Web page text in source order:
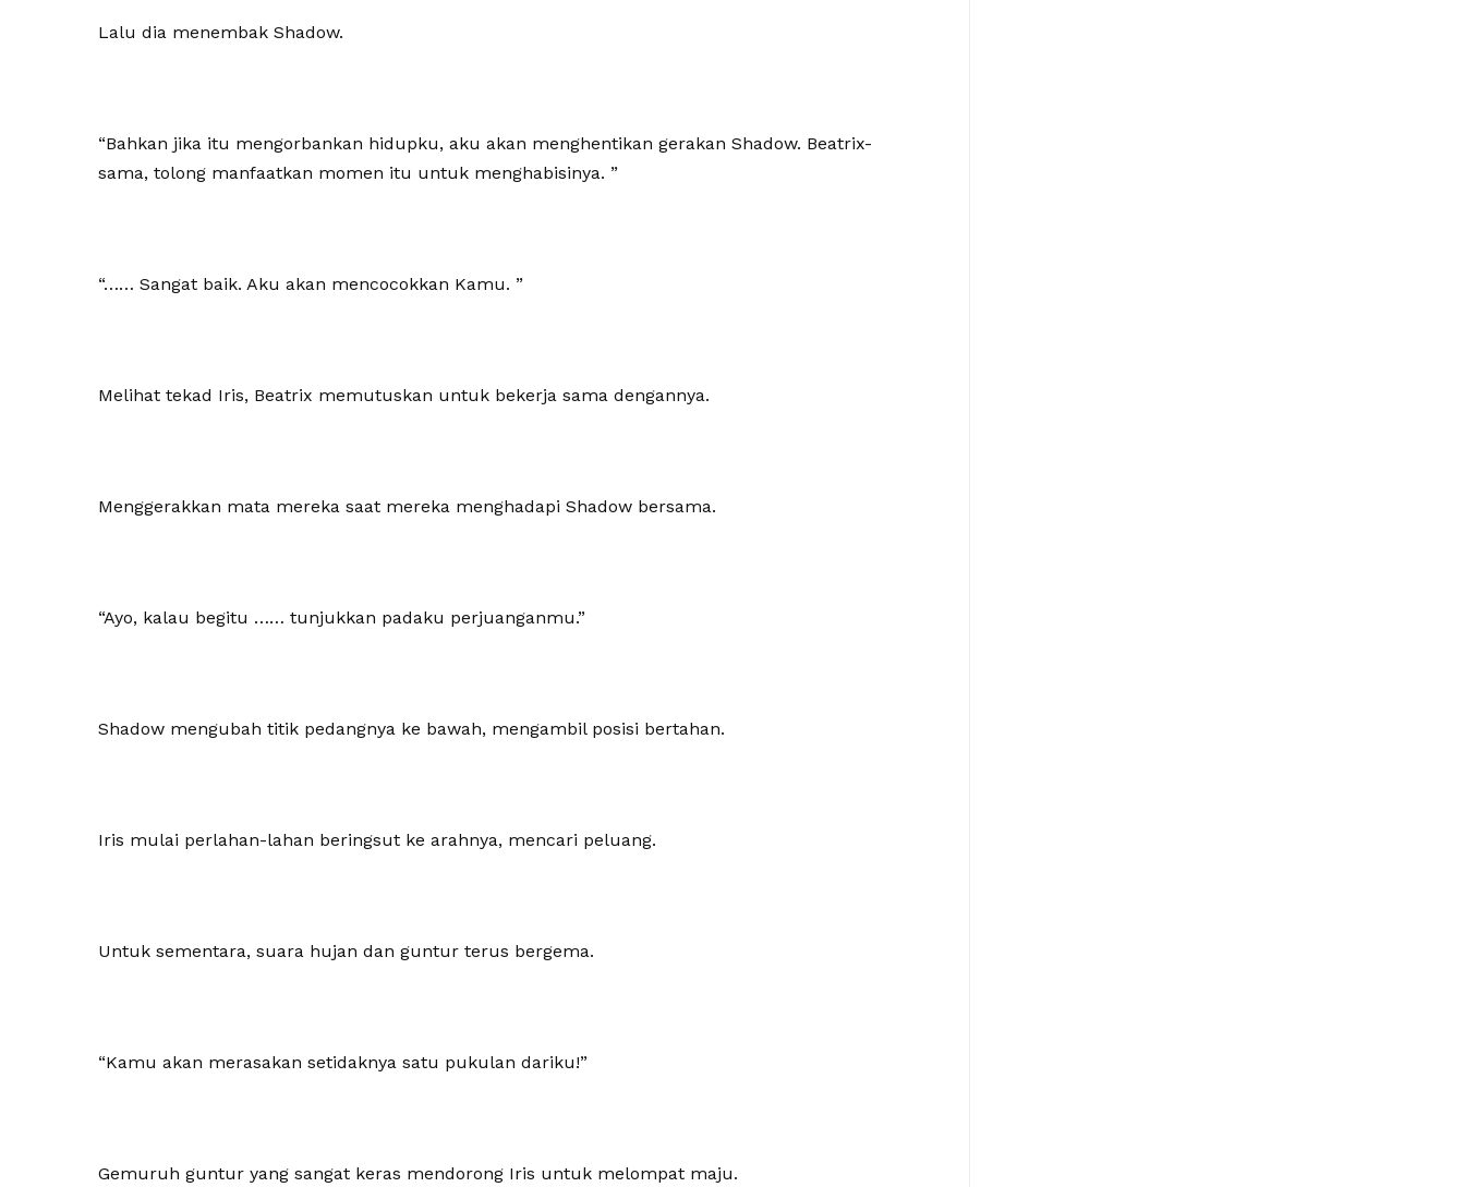
Lalu dia menembak Shadow.
“Bahkan jika itu mengorbankan hidupku, aku akan menghentikan gerakan Shadow. Beatrix-
sama, tolong manfaatkan momen itu untuk menghabisinya. ”
“…… Sangat baik. Aku akan mencocokkan Kamu. ”
Melihat tekad Iris, Beatrix memutuskan untuk bekerja sama dengannya.
Menggerakkan mata mereka saat mereka menghadapi Shadow bersama.
“Ayo, kalau begitu …… tunjukkan padaku perjuanganmu.”
Shadow mengubah titik pedangnya ke bawah, mengambil posisi bertahan.
Iris mulai perlahan-lahan beringsut ke arahnya, mencari peluang.
Untuk sementara, suara hujan dan guntur terus bergema.
“Kamu akan merasakan setidaknya satu pukulan dariku!”
Gemuruh guntur yang sangat keras mendorong Iris untuk melompat maju.